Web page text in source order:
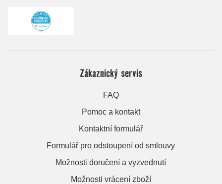
Zákaznický servis
FAQ
Pomoc a kontakt
Kontaktní formulář
Formulář pro odstoupení od smlouvy
Možnosti doručení a vyzvednutí
Možnosti vrácení zboží